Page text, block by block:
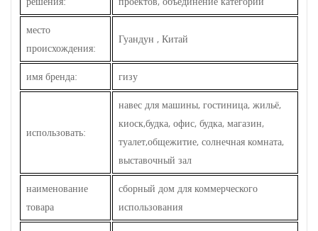
место
происхождения:
Гуандун , Китай
имя бренда: гизу
использовать:
навес для машины, гостиница, жильё,
киоск,будка, офис, будка, магазин,
туалет,общежитие, солнечная комната,
выставочный зал
наименование
товара
сборный дом для коммерческого
использования